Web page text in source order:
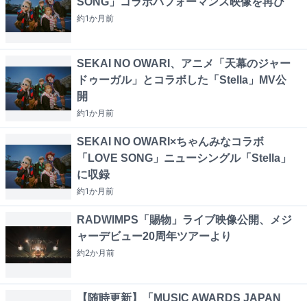
約1か月前
SEKAI NO OWARI、アニメ「天幕のジャー
ドゥーガル」とコラボした「Stella」MV公
開
約1か月前
SEKAI NO OWARI×ちゃんみなコラボ
「LOVE SONG」ニューシングル「Stella」
に収録
約1か月前
RADWIMPS「賜物」ライブ映像公開、メジ
ャーデビュー20周年ツアーより
約2か月前
【随時更新】「MUSIC AWARDS JAPAN